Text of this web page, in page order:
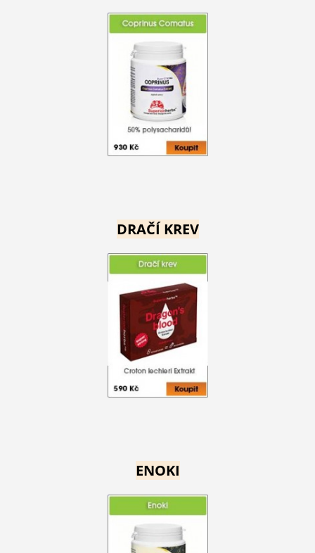
DRAČÍ KREV
ENOKI